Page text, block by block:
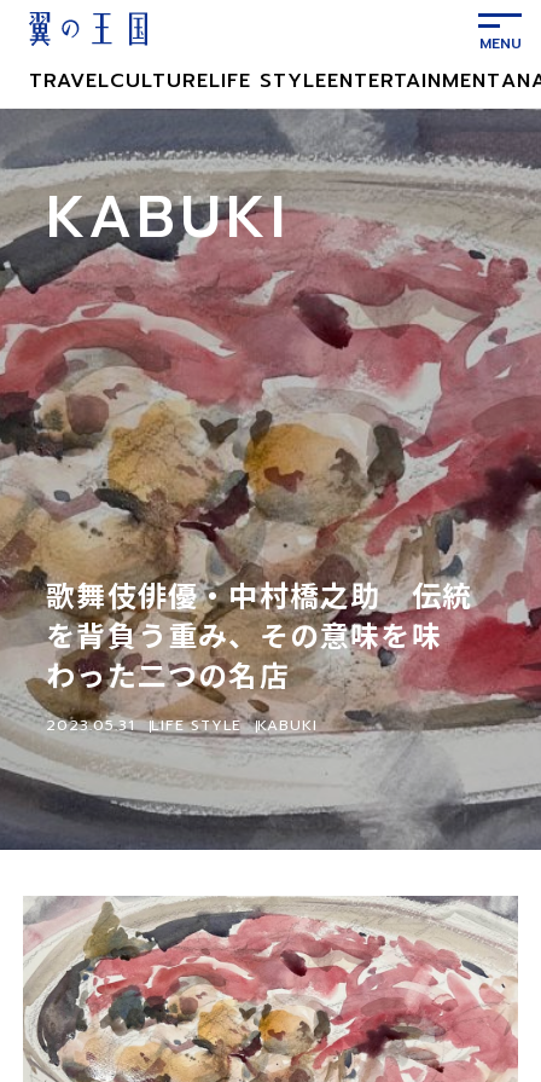
テ
ン
ツ
に
ス
キ
ッ
プ
TRAVELCULTURELIFE STYLEENTERTAINMENT
KABUKI
歌舞伎俳優・中村橋之助 伝統
を背負う重み、その意味を味
わった二つの名店
2023.05.31 LIFE STYLE KABUKI